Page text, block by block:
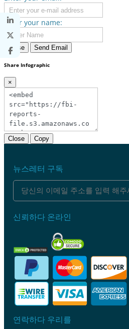
Enter your name:
Close Send Email
Share Infographic
×
Close Copy
뉴스레터 구독
신뢰하다 온라인
연락하다 우리를